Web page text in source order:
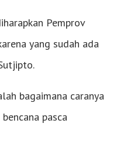
Pemprov
yang sudah ada
bagaimana caranya
pasca